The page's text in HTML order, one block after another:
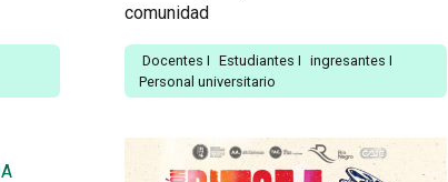
comunidad
Docentes I Estudiantes I ingresantes I
Personal universitario